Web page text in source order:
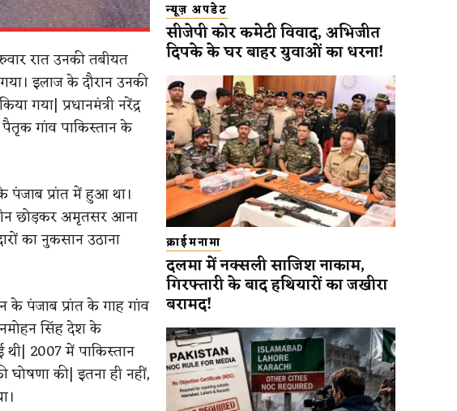
रात उनकी तबीयत
इलाज के दौरान उनकी
गया| प्रधानमंत्री नरेंद्र
गांव पाकिस्तान के
पंजाब प्रांत में हुआ था।
छोड़कर अमृतसर आना
का नुकसान उठाना
के पंजाब प्रांत के गाह गांव
सिंह देश के
थी| 2007 में पाकिस्तान
की| इतना ही नहीं,
न्यूज़ अपडेट
सीजेपी कोर कमेटी विवाद, अभिजीत
दिपके के घर बाहर युवाओं का धरना!
क्राईमनामा
दलमा में नक्सली साजिश नाकाम,
गिरफ्तारी के बाद हथियारों का जखीरा
बरामद!